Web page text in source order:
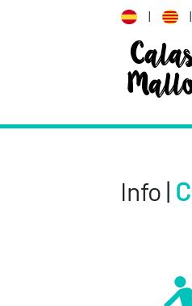
| |
Info |